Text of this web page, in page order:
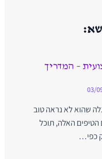
– המדריך
03/
שהוא לא נראה טוב
האלה, תוכל
כפי…